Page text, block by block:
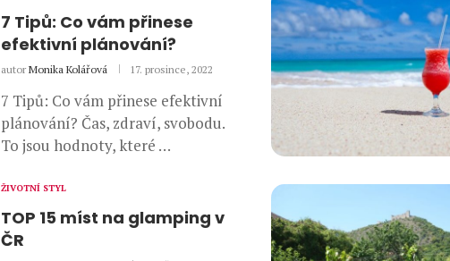
7 Tipů: Co vám přinese
efektivní plánování?
autor Monika Kolářová 17. prosince, 2022
7 Tipů: Co vám přinese efektivní
plánování? Čas, zdraví, svobodu.
To jsou hodnoty, které …
ŽIVOTNÍ STYL
TOP 15 míst na glamping v
ČR